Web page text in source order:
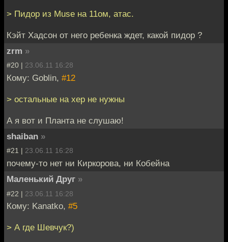
> Пидор из Muse на 11ом, атас.
Кэйт Хадсон от него ребенка ждет, какой пидор ?
zrm »
#20 | 23.06.11 16:28
Кому: Goblin, #12
> остальные на хер не нужны
А я вот и Планта не слушаю!
shaiban »
#21 | 23.06.11 16:28
почему-то нет ни Киркорова, ни Кобейна
Маленький Друг »
#22 | 23.06.11 16:28
Кому: Kanatko, #5
> А где Шевчук?)